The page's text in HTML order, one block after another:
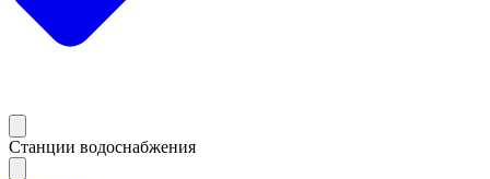
Станции водоснабжения